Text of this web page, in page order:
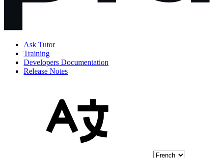
Ask Tutor
Training
Developers Documentation
Release Notes